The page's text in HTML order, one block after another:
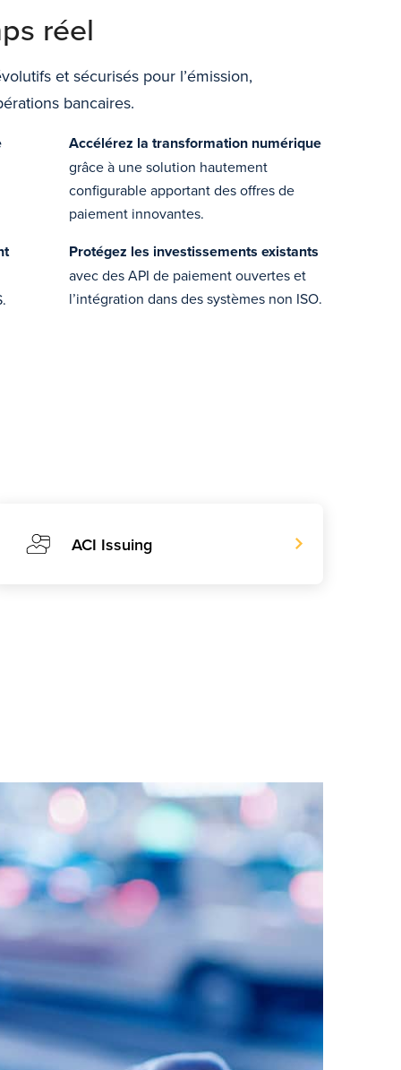
réel
et sécurisés pour l’émission,
bancaires.
Accélérez la transformation numérique
grâce à une solution hautement
configurable apportant des offres de
paiement innovantes.
Protégez les investissements existants
avec des API de paiement ouvertes et
l’intégration dans des systèmes non ISO.
ACI Issuing